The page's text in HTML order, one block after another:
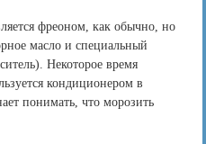
фреоном, как обычно, но
масло и специальный
Некоторое время
кондиционером в
понимать, что морозить